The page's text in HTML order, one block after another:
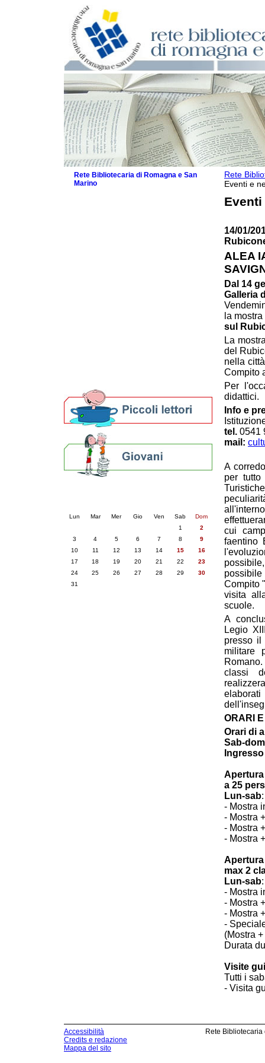
Rete
Eventi e
Eventi
14/01/
ALEA
Dal 14
Galleria
la
sul
La
del
nella
Compito
Per
didattici.
Info e
tel. 0541
mail:
A
per tutto
cui
faentino
Compito
visita
scuole.
A
Legio
presso il
militare
classi
ORARI
Orari di
Sab-dom
a 25
Lun-sab
- Mostra
- Mostra
- Mostra
- Mostra
max 2
Lun-sab
- Mostra
- Mostra
- Mostra
-
(Mostra
Durata
Visite
Tutti i
- Visita
Rete Bibliotecaria di Romagna e San
Marino
Lun Mar Mer Gio Ven Sab
Dom
1
2
3
4 5 6 7 8
9
10
11 12 13 14 15
16
17
18 19 20 21 22
23
24
25 26 27 28 29
30
31
Accessibilità
Credits e redazione
Mappa del sito
Rete